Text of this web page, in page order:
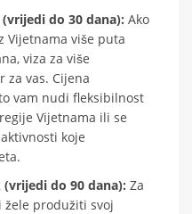
do 30 dana): Ako
Vijetnama više puta
viza za više
za vas. Cijena
vam nudi fleksibilnost
Vijetnama ili se
koje
(vrijedi do 90 dana): Za
žele produžiti svoj